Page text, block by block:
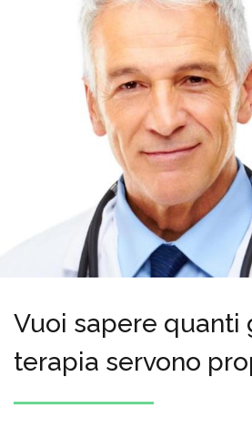
Vuoi sapere quanti
terapia servono